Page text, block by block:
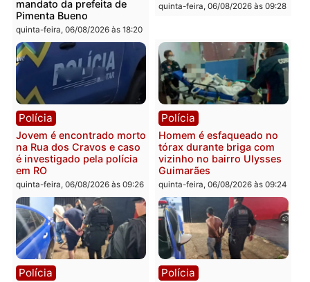
Polícia Militar apreende
explosivos e embarcação
durante patrulhamento
fluvial no Rio Madeira em
Porto Velho
sexta-feira, 07/08/2026 às 09:27
Tragédia na BR-364:
em Porto Velho
quinta-feira, 06/08/2026 às
Política
Ministro Dias Tofolli , do
TSE, determina reabertura
e processamento da ação
que pode levar à perda do
mandato da prefeita de
Pimenta Bueno
quinta-feira, 06/08/2026 às 18:20
Polícia
Policiais militares
recuperam moto furtada
prendem trio na zona
Leste
quinta-feira, 06/08/2026 às